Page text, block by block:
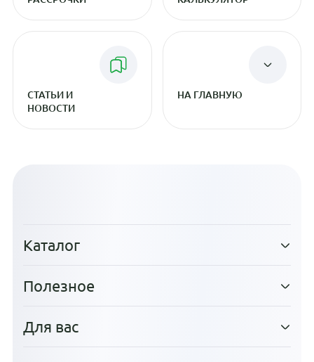
СТАТЬИ И
НОВОСТИ
НА ГЛАВНУЮ
Каталог
Полезное
Для вас